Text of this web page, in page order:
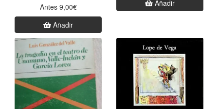
Antes 9,00€
Añadir
Añadir